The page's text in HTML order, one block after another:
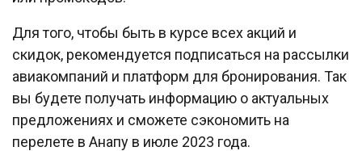
Для того, чтобы быть в курсе всех акций и
скидок, рекомендуется подписаться на рассылки
авиакомпаний и платформ для бронирования. Так
вы будете получать информацию о актуальных
предложениях и сможете сэкономить на
перелете в Анапу в июле 2023 года.